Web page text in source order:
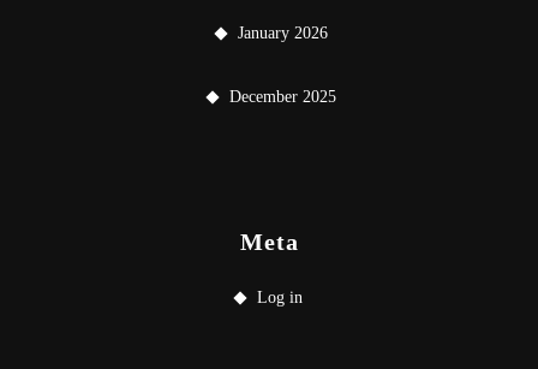
January 2026
December 2025
Meta
Log in